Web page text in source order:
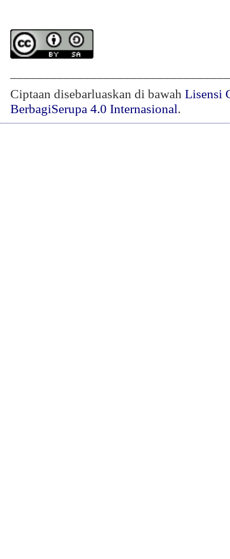
Ciptaan disebarluaskan di bawah Lisensi
BerbagiSerupa 4.0 Internasional.